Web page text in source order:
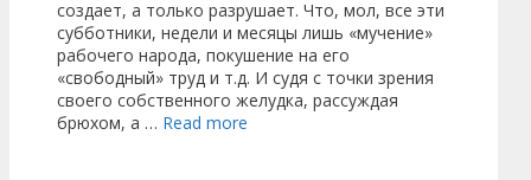
создает, а только разрушает. Что, мол, все эти
субботники, недели и месяцы лишь «мучение»
рабочего народа, покушение на его
«свободный» труд и т.д. И судя с точки зрения
своего собственного желудка, рассуждая
брюхом, а … Read more